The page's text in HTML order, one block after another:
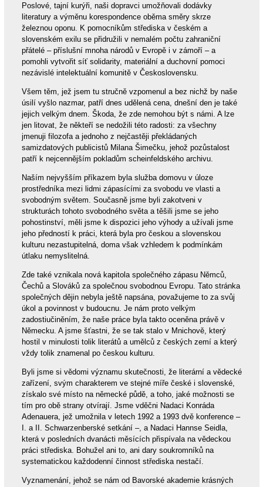
Poslové, tajní kurýři, naši dopravci umožňovali dodávky
literatury a výměnu korespondence oběma směry skrze
železnou oponu. K pomocníkům střediska v českém a
slovenském exilu se přidružili v nemalém počtu zahraniční
přátelé – příslušní mnoha národů v Evropě i v zámoří – a
pomohli vytvořit síť solidarity, materiální a duchovní pomoci
nezávislé intelektuální komunitě v Československu.
Všem těm, jež jsem tu stručně vzpomenul a bez nichž by naše
úsilí vyšlo nazmar, patří dnes udělená cena, dnešní den je také
jejich velkým dnem. Škoda, že zde nemohou být s námi. A lze
jen litovat, že někteří se nedožili této radosti: za všechny
jmenuji filozofa a jednoho z nejčastěji překládaných
samizdatových publicistů Milana Šimečku, jehož pozůstalost
patří k nejcennějším pokladům scheinfeldského archivu.
Naším nejvyšším příkazem byla služba domovu v úloze
prostředníka mezi lidmi zápasícími za svobodu ve vlasti a
svobodným světem. Současně jsme byli zakotveni v
strukturách tohoto svobodného světa a těšili jsme se jeho
pohostinství, měli jsme k dispozici jeho výhody a užívali jsme
jeho předností k práci, která byla pro českou a slovenskou
kulturu nezastupitelná, doma však vzhledem k podmínkám
útlaku nemyslitelná.
Zde také vznikala nová kapitola společného zápasu Němců,
Čechů a Slováků za společnou svobodnou Evropu. Tato stránka
společných dějin nebyla ještě napsána, považujeme to za svůj
úkol a povinnost v budoucnu. Je nám proto velkým
zadostiučiněním, že naše práce byla takto oceněna právě v
Německu. A jsme šťastni, že se tak stalo v Mnichově, který
hostil v minulosti tolik literátů a umělců z českých zemí a který
vždy tolik znamenal po českou kulturu.
Byli jsme si vědomi významu skutečnosti, že literární a vědecké
zařízení, svým charakterem ve stejné míře české i slovenské,
získalo své místo na německé půdě, a toho, jaké možnosti se
tím pro obě strany otvírají. Jsme vděčni Nadaci Konráda
Adenauera, jež umožnila v letech 1992 a 1993 dvě konference –
I. a II. Schwarzenberské setkání –, a Nadaci Hannse Seidla,
která v posledních dvanácti měsících přispívala na vědeckou
práci střediska. Bohužel ani to, ani dary soukromníků na
systematickou každodenní činnost střediska nestačí.
Vyznamenání, jehož se nám od Bavorské akademie krásných